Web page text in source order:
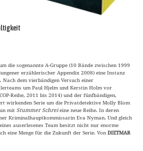
die sogenannte A-Gruppe (10 Bände zwischen 1999
erzählerischer Appendix 2008) eine Instanz
dem vierbändigen Versuch einer
um Paul Hjelm und Kerstin Holm vor
Reihe, 2011 bis 2014) und der fünfbändigen,
wirkenden Serie um die Privatdetektive Molly Blom
mit Stummer Schreieine neue Reihe. In deren
Kriminalhauptkommissarin Eva Nyman. Und gleich
auserlesenes Team besitzt nicht nur enorme
eine Menge für die Zukunft der Serie. VonDIETMAR